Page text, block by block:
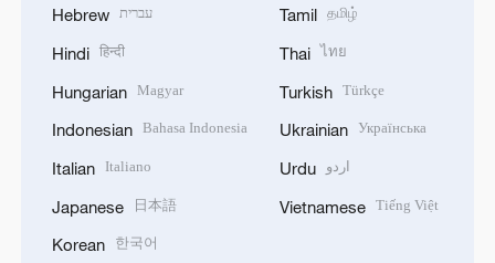
Hebrew עברית
Hindi हिन्दी
Hungarian Magyar
Indonesian Bahasa Indonesia
Italian Italiano
Japanese 日本語
Korean 한국어
Tamil தமிழ்
Thai ไทย
Turkish Türkçe
Ukrainian Українська
Urdu اردو
Vietnamese Tiếng Việt